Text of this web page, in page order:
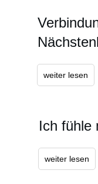
weiter lesen
Ich fühle
weiter lesen